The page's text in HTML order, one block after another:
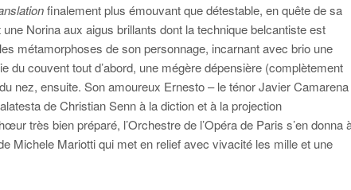
finalement plus émouvant que détestable, en quête de sa
Norina aux aigus brillants dont la technique belcantiste est
métamorphoses de son personnage, incarnant avec brio une
du couvent tout d’abord, une mégère dépensière (complètement
nez, ensuite. Son amoureux Ernesto – le ténor Javier Camarena
de Christian Senn à la diction et à la projection
très bien préparé, l’Orchestre de l’Opéra de Paris s’en donna
Michele Mariotti qui met en relief avec vivacité les mille et une